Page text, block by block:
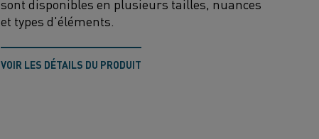
sont disponibles en plusieurs tailles, nuances
et types d'éléments.
VOIR LES DÉTAILS DU PRODUIT